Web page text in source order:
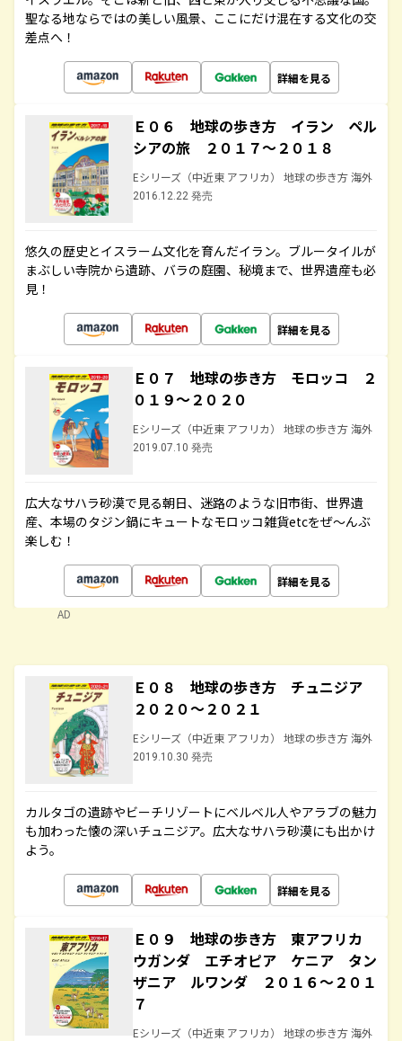
聖なる地ならではの美しい風景、ここにだけ混在する文化の交
差点へ！
詳細を見る
Ｅ０６ 地球の歩き方 イラン ペル
シアの旅 ２０１７～２０１８
Eシリーズ（中近東 アフリカ） 地球の歩き方 海外
2016.12.22 発売
悠久の歴史とイスラーム文化を育んだイラン。ブルータイルが
まぶしい寺院から遺跡、バラの庭園、秘境まで、世界遺産も必
見！
詳細を見る
Ｅ０７ 地球の歩き方 モロッコ ２
０１９～２０２０
Eシリーズ（中近東 アフリカ） 地球の歩き方 海外
2019.07.10 発売
広大なサハラ砂漠で見る朝日、迷路のような旧市街、世界遺
産、本場のタジン鍋にキュートなモロッコ雑貨etcをぜ～んぶ
楽しむ！
詳細を見る
AD
Ｅ０８ 地球の歩き方 チュニジア
２０２０～２０２１
Eシリーズ（中近東 アフリカ） 地球の歩き方 海外
2019.10.30 発売
カルタゴの遺跡やビーチリゾートにベルベル人やアラブの魅力
も加わった懐の深いチュニジア。広大なサハラ砂漠にも出かけ
よう。
詳細を見る
Ｅ０９ 地球の歩き方 東アフリカ
ウガンダ エチオピア ケニア タン
ザニア ルワンダ ２０１６～２０１
７
Eシリーズ（中近東 アフリカ） 地球の歩き方 海外